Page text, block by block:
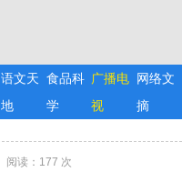
语文天
地
食品科
学
广播电
视
网络文
摘
阅读：177 次